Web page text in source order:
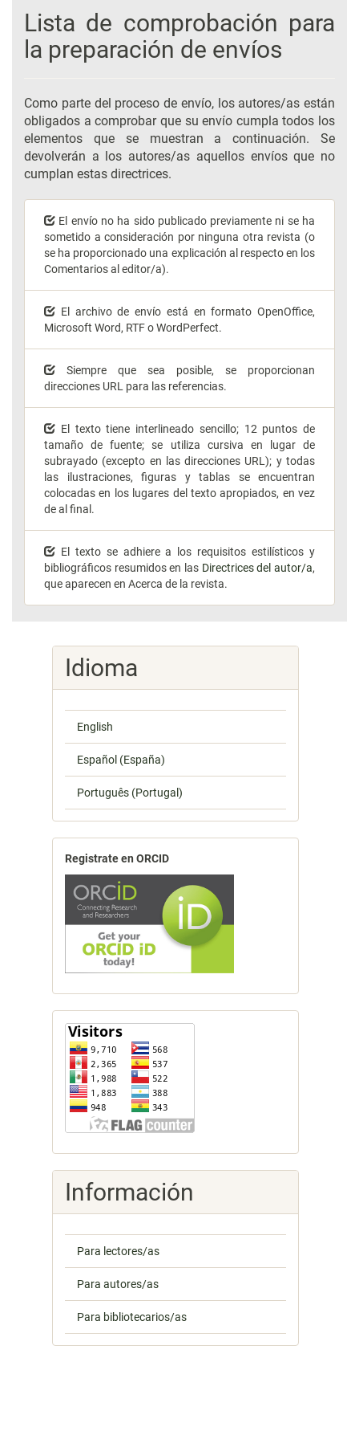
Lista de comprobación para
la preparación de envíos
Como parte del proceso de envío, los autores/as están
obligados a comprobar que su envío cumpla todos los
elementos que se muestran a continuación. Se
devolverán a los autores/as aquellos envíos que no
cumplan estas directrices.
El envío no ha sido publicado previamente ni se ha
sometido a consideración por ninguna otra revista (o
se ha proporcionado una explicación al respecto en los
Comentarios al editor/a).
El archivo de envío está en formato OpenOffice,
Microsoft Word, RTF o WordPerfect.
Siempre que sea posible, se proporcionan
direcciones URL para las referencias.
El texto tiene interlineado sencillo; 12 puntos de
tamaño de fuente; se utiliza cursiva en lugar de
subrayado (excepto en las direcciones URL); y todas
las ilustraciones, figuras y tablas se encuentran
colocadas en los lugares del texto apropiados, en vez
de al final.
El texto se adhiere a los requisitos estilísticos y
bibliográficos resumidos en las Directrices del autor/a,
que aparecen en Acerca de la revista.
Idioma
English
Español (España)
Português (Portugal)
Registrate en ORCID
Información
Para lectores/as
Para autores/as
Para bibliotecarios/as